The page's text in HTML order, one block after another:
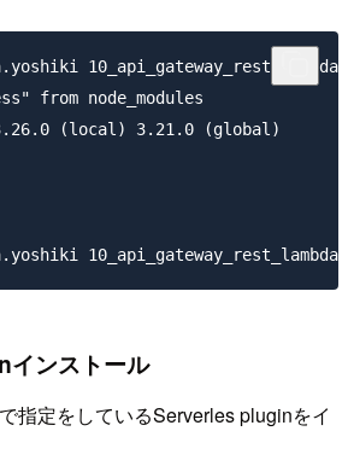
from node_modules
3.26.0 (local) 3.21.0 (global)
ンストール
指定をしているServerles pluginをイ